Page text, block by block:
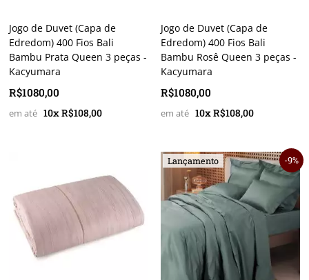
Jogo de Duvet (Capa de
Edredom) 400 Fios Bali
Bambu Prata Queen 3 peças -
Kacyumara
R$1080,00
10x R$108,00
Jogo de Duvet (Capa de
Edredom) 400 Fios Bali
Bambu Rosê Queen 3 peças -
Kacyumara
R$1080,00
10x R$108,00
Lançamento 9%